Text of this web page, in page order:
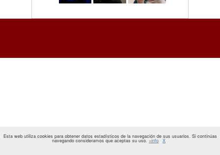
Esta web utiliza cookies para obtener datos estadísticos de la navegación de sus usuarios. Si continúas
navegando consideramos que aceptas su uso. +info X